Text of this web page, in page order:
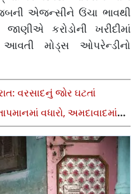
એજન્સીને ઉંચા ભાવથી
કરોડોની ખરીદીમાં
મોડ્સ ઓપરેન્ડીનો
વરસાદનું જોર ઘટતાં
વધારો, અમદાવાદમાં